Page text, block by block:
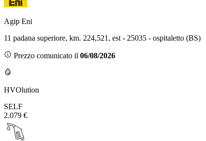
Agip Eni
11 padana superiore, km. 224,521, est - 25035 - ospitaletto (BS)
Prezzo comunicato il 06/08/2026
HVOlution
SELF
2.079 €